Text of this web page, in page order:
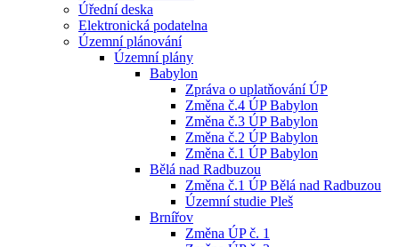
Úřední deska
Elektronická podatelna
Územní plánování
Územní plány
Babylon
Zpráva o uplatňování ÚP
Změna č.4 ÚP Babylon
Změna č.3 ÚP Babylon
Změna č.2 ÚP Babylon
Změna č.1 ÚP Babylon
Bělá nad Radbuzou
Změna č.1 ÚP Bělá nad Radbuzou
Územní studie Pleš
Brnířov
Změna ÚP č. 1